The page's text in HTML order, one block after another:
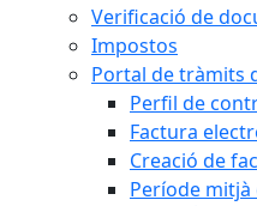
Verificació de
Impostos
Portal de tràmits
Perfil de
Factura
Creació de
Període